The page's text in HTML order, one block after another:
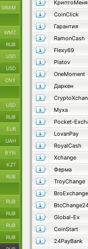
CoinClick
Гарантия
RamonCash
Flexy69
Platov
OneMoment
Даркен
Муха
Pocket-
LovanPay
RoyalCash
Xchange
Ферма
TroyChange
BroExchange
Global-Ex
CoinStart
24PayBank
GRAM
WMZ
RUB
USD
USD
CNY
USD
RUB
EUR
UAH
BYN
KZT
RUB
RUB
RUB
RUB
RUB